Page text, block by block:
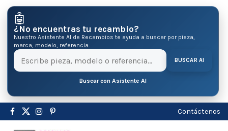
🤖
¿No encuentras tu recambio?
Nuestro Asistente AI de Recambios te ayuda a buscar por pieza,
marca, modelo, referencia.
BUSCAR AI
Buscar con Asistente AI
Contáctenos